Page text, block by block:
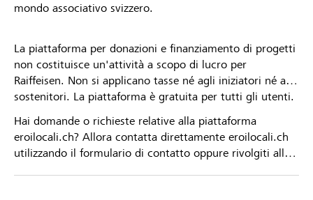
mondo associativo svizzero.
La piattaforma per donazioni e finanziamento di progetti
non costituisce un'attività a scopo di lucro per
Raiffeisen. Non si applicano tasse né agli iniziatori né ai
sostenitori. La piattaforma è gratuita per tutti gli utenti.
Hai domande o richieste relative alla piattaforma
eroilocali.ch? Allora contatta direttamente eroilocali.ch
utilizzando il formulario di contatto oppure rivolgiti alla